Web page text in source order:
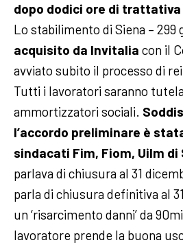
dopo dodici ore di trattativa
Lo stabilimento di Siena – 299
acquisito da Invitalia con il
avviato subito il processo di
Tutti i lavoratori saranno
ammortizzatori sociali.
l’accordo preliminare è
sindacati Fim, Fiom, Uilm di
parlava di chiusura al 31
parla di chiusura definitiva al
un ‘risarcimento danni’ da
lavoratore prende la buona